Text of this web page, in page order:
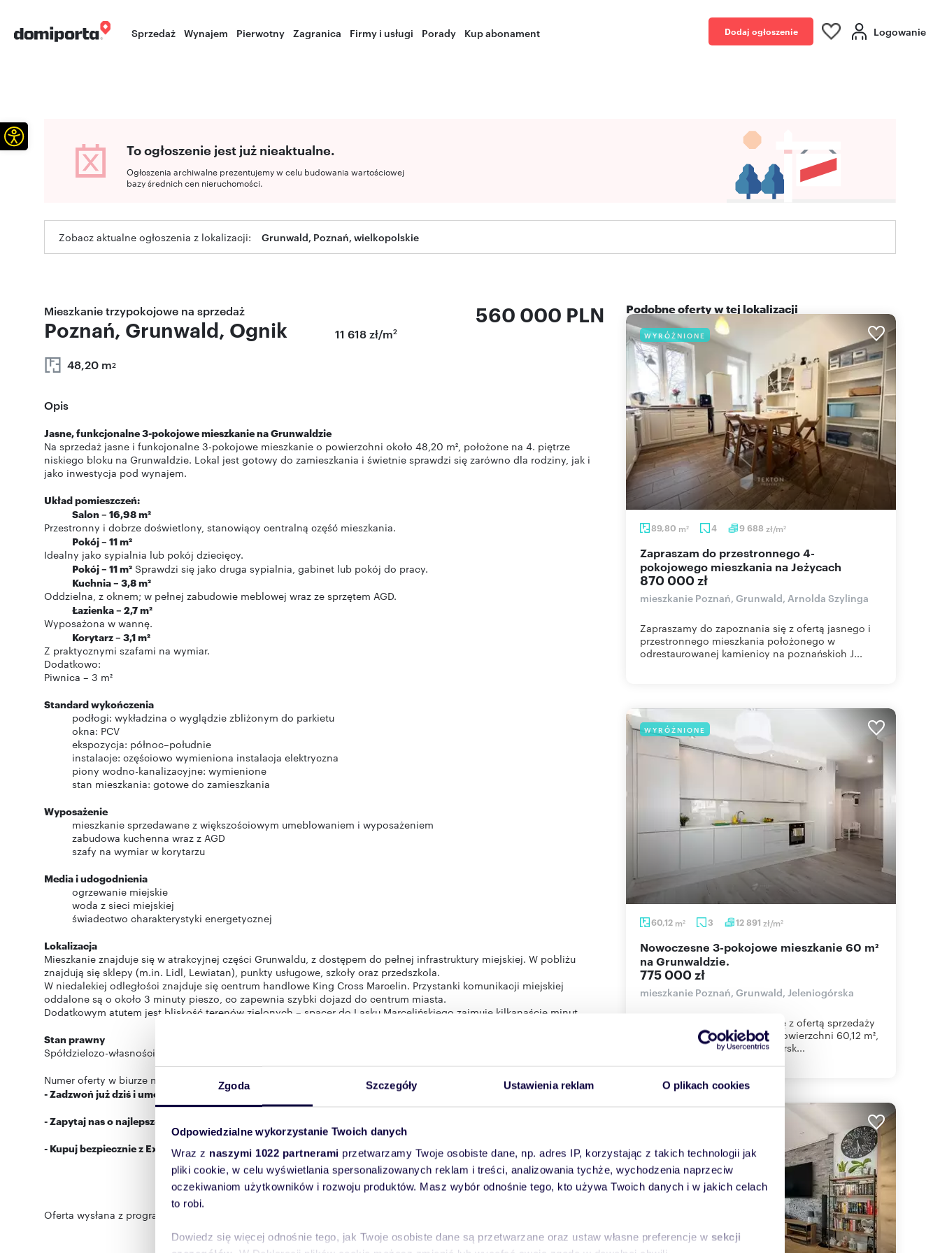
Zgoda Szczegóły Ustawienia reklam O plikach cookies
Odpowiedzialne wykorzystanie Twoich danych
Wraz z naszymi 1022 partnerami przetwarzamy Twoje osobiste dane, np. adres IP, korzystając z takich technologii jak
pliki cookie, w celu wyświetlania spersonalizowanych reklam i treści, analizowania tychże, wychodzenia naprzeciw
oczekiwaniom użytkowników i rozwoju produktów. Masz wybór odnośnie tego, kto używa Twoich danych i w jakich celach
to robi.
Dowiedz się więcej odnośnie tego, jak Twoje osobiste dane są przetwarzane oraz ustaw własne preferencje w sekcji
Sprzedaż Wynajem Pierwotny Zagranica Firmy i usługi Porady Kup abonament Dodaj ogłoszenie Logowanie
To ogłoszenie jest już nieaktualne.
Ogłoszenia archiwalne prezentujemy w celu budowania wartościowej
bazy średnich cen nieruchomości.
Zobacz aktualne ogłoszenia z lokalizacji: Grunwald, Poznań, wielkopolskie
Mieszkanie trzypokojowe na sprzedaż
Poznań, Grunwald, Ognik
48,20 m2
560 000 PLN
11 618 zł/m2
Opis
Jasne, funkcjonalne 3-pokojowe mieszkanie na Grunwaldzie
Na sprzedaż jasne i funkcjonalne 3-pokojowe mieszkanie o powierzchni około 48,20 m², położone na 4. piętrze
niskiego bloku na Grunwaldzie. Lokal jest gotowy do zamieszkania i świetnie sprawdzi się zarówno dla rodziny, jak i
jako inwestycja pod wynajem.
Układ pomieszczeń:
Salon – 16,98 m²
Przestronny i dobrze doświetlony, stanowiący centralną część mieszkania.
Pokój – 11 m²
Idealny jako sypialnia lub pokój dziecięcy.
Pokój – 11 m² Sprawdzi się jako druga sypialnia, gabinet lub pokój do pracy.
Kuchnia – 3,8 m²
Oddzielna, z oknem; w pełnej zabudowie meblowej wraz ze sprzętem AGD.
Łazienka – 2,7 m²
Wyposażona w wannę.
Korytarz – 3,1 m²
Z praktycznymi szafami na wymiar.
Dodatkowo:
Piwnica – 3 m²
Standard wykończenia
podłogi: wykładzina o wyglądzie zbliżonym do parkietu
okna: PCV
ekspozycja: północ–południe
instalacje: częściowo wymieniona instalacja elektryczna
piony wodno-kanalizacyjne: wymienione
stan mieszkania: gotowe do zamieszkania
Wyposażenie
mieszkanie sprzedawane z większościowym umeblowaniem i wyposażeniem
zabudowa kuchenna wraz z AGD
szafy na wymiar w korytarzu
Media i udogodnienia
ogrzewanie miejskie
woda z sieci miejskiej
świadectwo charakterystyki energetycznej
Lokalizacja
Mieszkanie znajduje się w atrakcyjnej części Grunwaldu, z dostępem do pełnej infrastruktury miejskiej. W pobliżu
znajdują się sklepy (m.in. Lidl, Lewiatan), punkty usługowe, szkoły oraz przedszkola.
W niedalekiej odległości znajduje się centrum handlowe King Cross Marcelin. Przystanki komunikacji miejskiej
oddalone są o około 3 minuty pieszo, co zapewnia szybki dojazd do centrum miasta.
Dodatkowym atutem jest bliskość terenów zielonych – spacer do Lasku Marcelińskiego zajmuje kilkanaście minut.
Stan prawny
Spółdzielczo-własnościowe prawo do lokalu z możliwością założenia księgi wieczystej.
Numer oferty w biurze nieruchomości: 11607/4158/OMS
- Zadzwoń już dziś i umów się na bezpłatną prezentację -
- Zapytaj nas o najlepsze rozwiązania kredytowe -
- Kupuj bezpiecznie z Express House -
Oferta wysłana z programu dla biur nieruchomości ASARI CRM (asaricrm.com)
Podobne oferty w tej lokalizacji
WYRÓŻNIONE
89,80 m2 4 9 688 zł/m2
Zapraszam do przestronnego 4-
pokojowego mieszkania na Jeżycach
870 000 zł
mieszkanie Poznań, Grunwald, Arnolda Szylinga
Zapraszamy do zapoznania się z ofertą jasnego i
przestronnego mieszkania położonego w
odrestaurowanej kamienicy na poznańskich J...
WYRÓŻNIONE
60,12 m2 3 12 891 zł/m2
Nowoczesne 3-pokojowe mieszkanie 60 m²
na Grunwaldzie.
775 000 zł
mieszkanie Poznań, Grunwald, Jeleniogórska
Zapraszamy do zapoznania się z ofertą sprzedaży
3-pokojowego mieszkania o powierzchni 60,12 m²,
położonego przy ul. Jeleniogórsk...
Otwórz pasek narzędzi